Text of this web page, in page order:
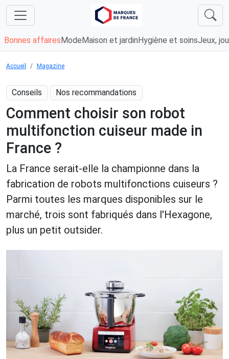
Bonnes affaires Mode Maison et jardin Hygiène et soinsJeux,
Accueil Magazine
Conseils Nos recommandations
Comment choisir son robot
multifonction cuiseur made in
France ?
La France serait-elle la championne dans la
fabrication de robots multifonctions cuiseurs ?
Parmi toutes les marques disponibles sur le
marché, trois sont fabriqués dans l'Hexagone,
plus un petit outsider.